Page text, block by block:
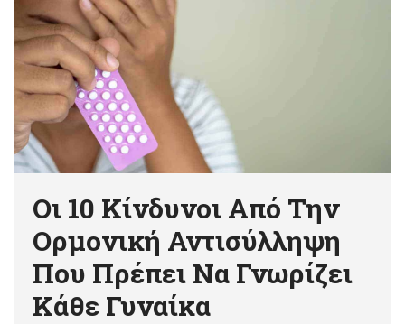
Οι 10 Κίνδυνοι Από Την
Ορμονική Αντισύλληψη
Που Πρέπει Να Γνωρίζει
Κάθε Γυναίκα